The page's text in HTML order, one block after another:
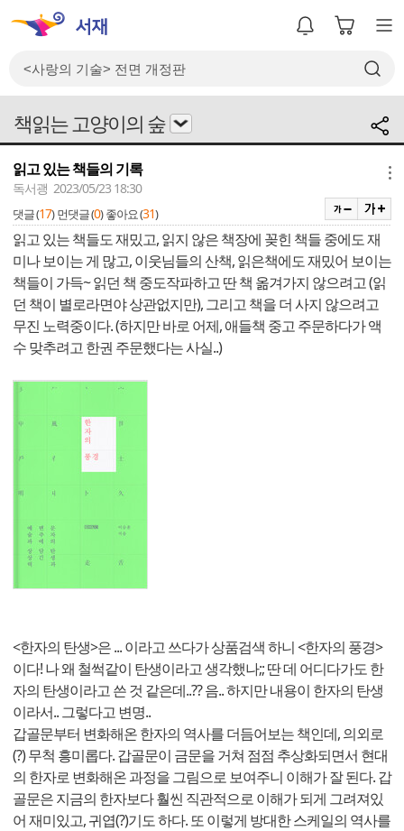
책읽는 고양이의 숲
읽고 있는 책들의 기록
독서괭 2023/05/23 18:30
댓글 (17) 먼댓글 (0) 좋아요 (31)
읽고 있는 책들도 재밌고, 읽지 않은 책장에 꽂힌 책들 중에도 재
미나 보이는 게 많고, 이웃님들의 산책, 읽은책에도 재밌어 보이는
책들이 가득~ 읽던 책 중도작파하고 딴 책 옮겨가지 않으려고 (읽
던 책이 별로라면야 상관없지만), 그리고 책을 더 사지 않으려고
무진 노력중이다. (하지만 바로 어제, 애들책 중고 주문하다가 액
수 맞추려고 한권 주문했다는 사실..)
<한자의 탄생>은 ... 이라고 쓰다가 상품검색 하니 <한자의 풍경>
이다! 나 왜 철썩같이 탄생이라고 생각했나;; 딴 데 어디다가도 한
자의 탄생이라고 쓴 것 같은데..?? 음.. 하지만 내용이 한자의 탄생
이라서.. 그렇다고 변명..
갑골문부터 변화해온 한자의 역사를 더듬어보는 책인데, 의외로
(?) 무척 흥미롭다. 갑골문이 금문을 거쳐 점점 추상화되면서 현대
의 한자로 변화해온 과정을 그림으로 보여주니 이해가 잘 된다. 갑
골문은 지금의 한자보다 훨씬 직관적으로 이해가 되게 그려져있
어 재미있고, 귀엽(?)기도 하다. 또 이렇게 방대한 스케일의 역사를